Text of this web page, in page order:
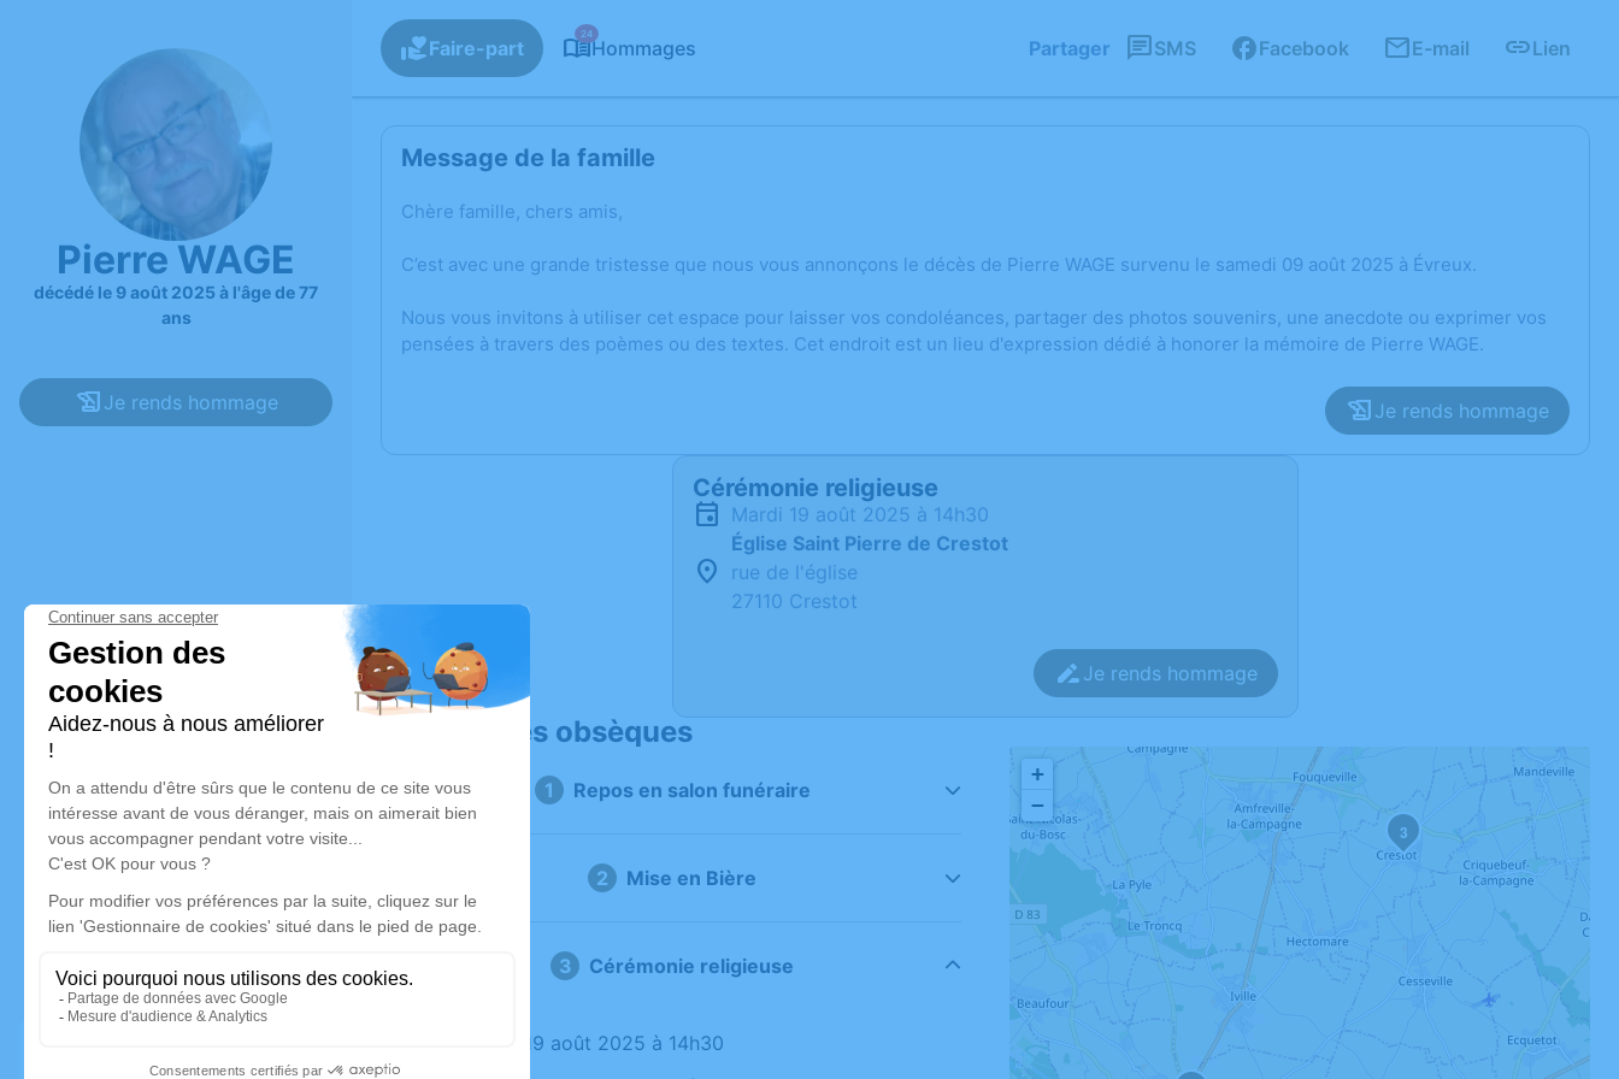
Pierre WAGE
décédé le 9 août 2025 à l'âge de 77
ans
Je rends hommage
Faire-part
24
Hommages Partager SMS Facebook E-mail Lien
Message de la famille
Chère famille, chers amis,
C’est avec une grande tristesse que nous vous annonçons le décès de Pierre WAGE survenu le samedi 09 août 2025 à Évreux.
Nous vous invitons à utiliser cet espace pour laisser vos condoléances, partager des photos souvenirs, une anecdote ou exprimer vos
pensées à travers des poèmes ou des textes. Cet endroit est un lieu d'expression dédié à honorer la mémoire de Pierre WAGE.
Je rends hommage
Cérémonie religieuse
mardi 19 août 2025 à 14h30
Église Saint Pierre de Crestot
rue de l'église
27110 Crestot
Je rends hommage
Déroulé des obsèques
1 Repos en salon funéraire
2 Mise en Bière
3 Cérémonie religieuse
Le mardi 19 août 2025 à 14h30
3
+
−